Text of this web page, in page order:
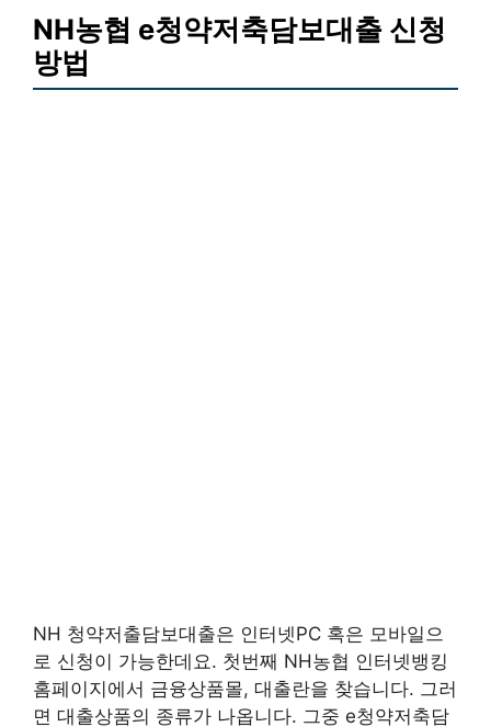
NH농협 e청약저축담보대출 신청
방법
NH 청약저출담보대출은 인터넷PC 혹은 모바일으
로 신청이 가능한데요. 첫번째 NH농협 인터넷뱅킹
홈페이지에서 금융상품몰, 대출란을 찾습니다. 그러
면 대출상품의 종류가 나옵니다. 그중 e청약저축담